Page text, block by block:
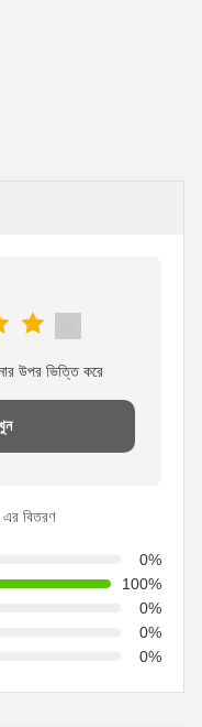
উপর ভিত্তি করে
এর বিতরণ
0%
100%
0%
0%
0%